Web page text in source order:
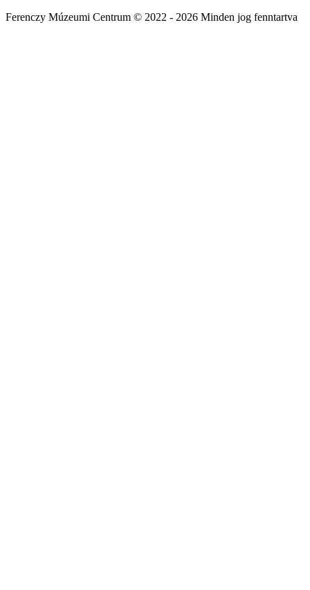
Ferenczy Múzeumi Centrum © 2022 - 2026 Minden jog fenntartva